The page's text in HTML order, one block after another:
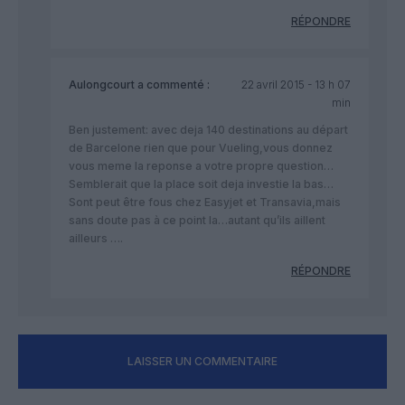
RÉPONDRE
Aulongcourt a commenté :
22 avril 2015 - 13 h 07
min
Ben justement: avec deja 140 destinations au départ
de Barcelone rien que pour Vueling,vous donnez
vous meme la reponse a votre propre question…
Semblerait que la place soit deja investie la bas…
Sont peut être fous chez Easyjet et Transavia,mais
sans doute pas à ce point la…autant qu’ils aillent
ailleurs ….
RÉPONDRE
LAISSER UN COMMENTAIRE